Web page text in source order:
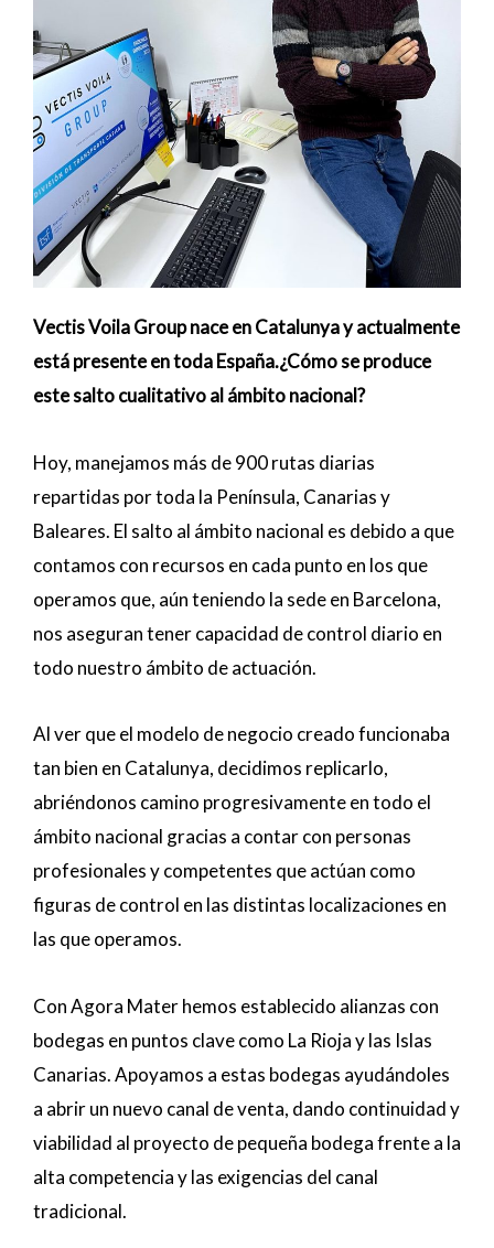
Vectis Voila Group nace en Catalunya y actualmente
está presente en toda España.¿Cómo se produce
este salto cualitativo al ámbito nacional?
Hoy, manejamos más de 900 rutas diarias
repartidas por toda la Península, Canarias y
Baleares. El salto al ámbito nacional es debido a que
contamos con recursos en cada punto en los que
operamos que, aún teniendo la sede en Barcelona,
nos aseguran tener capacidad de control diario en
todo nuestro ámbito de actuación.
Al ver que el modelo de negocio creado funcionaba
tan bien en Catalunya, decidimos replicarlo,
abriéndonos camino progresivamente en todo el
ámbito nacional gracias a contar con personas
profesionales y competentes que actúan como
figuras de control en las distintas localizaciones en
las que operamos.
Con Agora Mater hemos establecido alianzas con
bodegas en puntos clave como La Rioja y las Islas
Canarias. Apoyamos a estas bodegas ayudándoles
a abrir un nuevo canal de venta, dando continuidad y
viabilidad al proyecto de pequeña bodega frente a la
alta competencia y las exigencias del canal
tradicional.